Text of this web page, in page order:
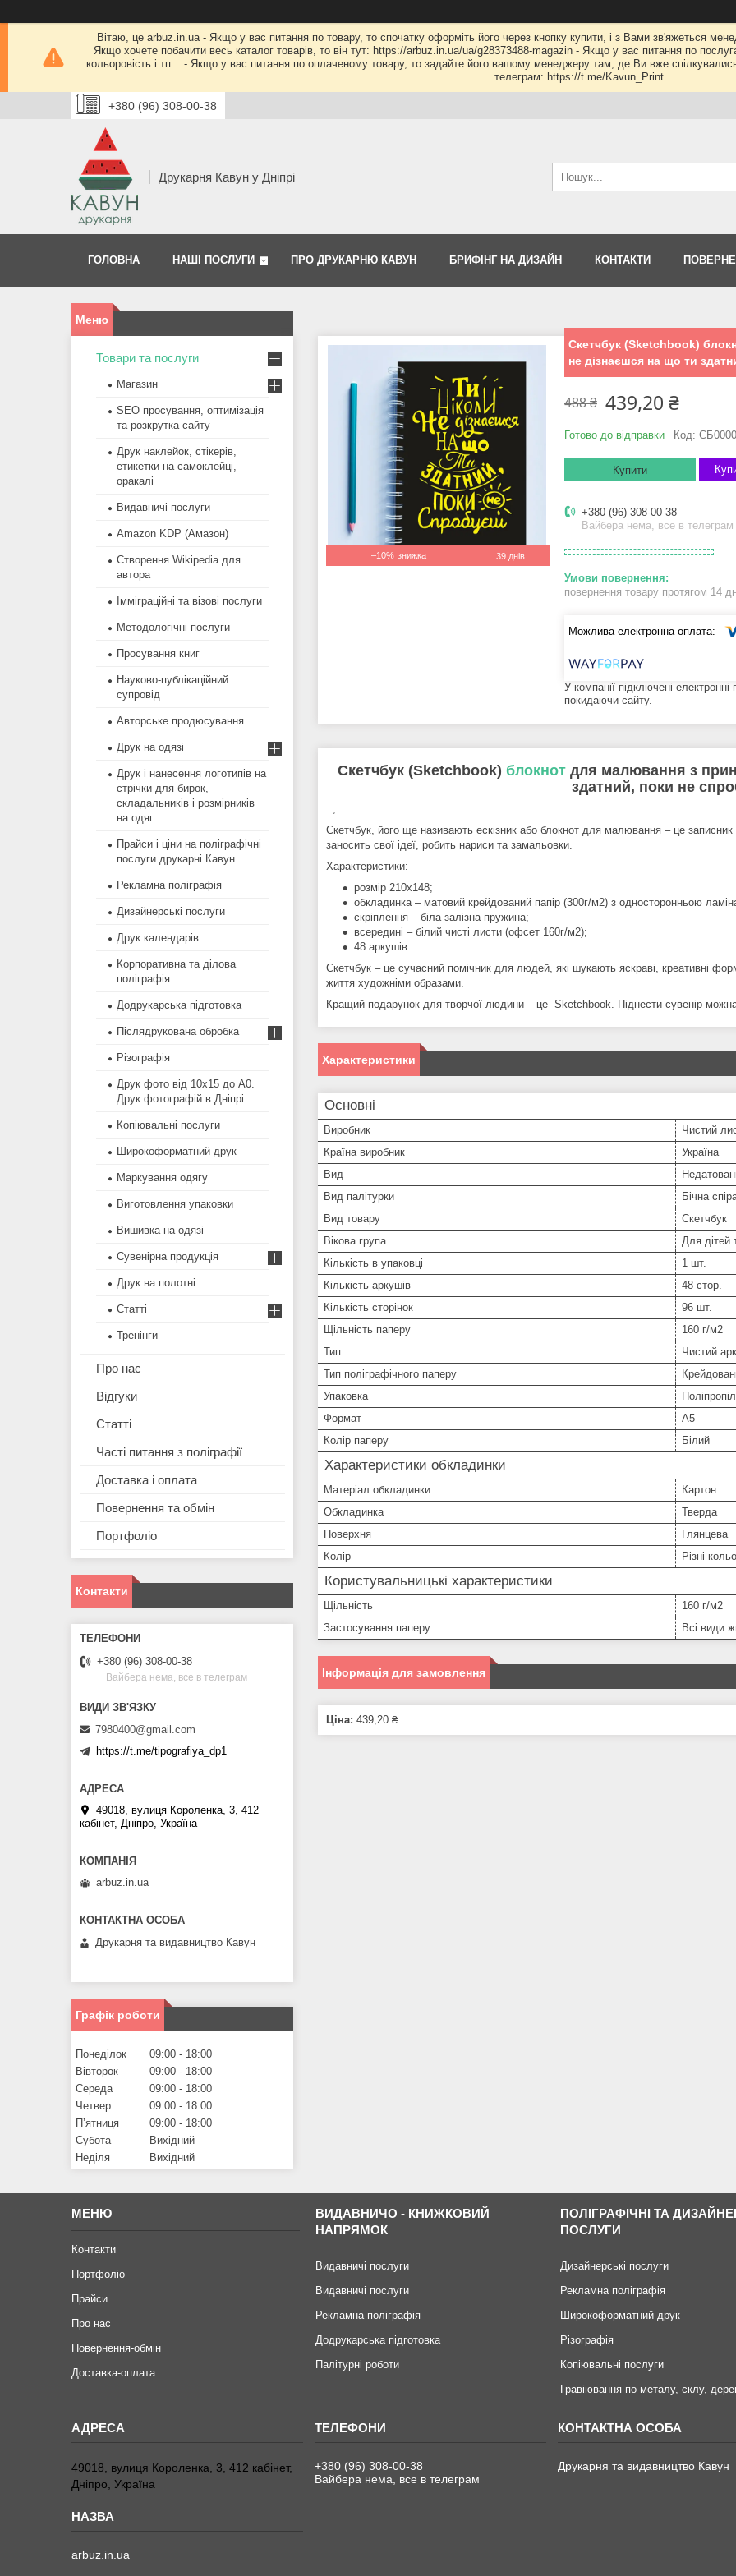
Вітаю, це arbuz.in.ua - Якщо у вас питання по товару, то спочатку оформіть його через кнопку купити, і з Вами зв'яжеться
Якщо хочете побачити весь каталог товарів, то він тут: https://arbuz.in.ua/ua/g28373488-magazin - Якщо у вас питання по
кольоровість і тп... - Якщо у вас питання по оплаченому товару, то задайте його вашому менеджеру там, де Ви вже
телеграм: https://t.me/Kavun_Print
+380 (96) 308-00-38
Друкарня Кавун у Дніпрі
ГОЛОВНА НАШІ ПОСЛУГИ ПРО ДРУКАРНЮ КАВУН БРИФІНГ НА ДИЗАЙН КОНТАКТИ
–10% 39 днів
Скетчбук (Sketchbook)
не дізнаєшся на що ти
488 ₴ 439,20 ₴
Готово до відправки Код:
Купити
+380 (96) 308-00-38
Вайбера нема, все в телеграм
повернення товару протягом 14
У компанії підключені
покидаючи сайту.
Скетчбук (Sketchbook) блокнотдля малювання з
здатний, поки не
;
Скетчбук, його ще називають ескізник або блокнот для малювання – це
заносить свої ідеї, робить нариси та замальовки.
Характеристики:
розмір 210х148;
обкладинка – матовий крейдований папір (300г/м2) з односторонньою
скріплення – біла залізна пружина;
всередині – білий чисті листи (офсет 160г/м2);
48 аркушів.
Скетчбук – це сучасний помічник для людей, які шукають яскраві, креативні
життя художніми образами.
Кращий подарунок для творчої людини – це Sketchbook. Піднести сувенір
Характеристики
Основні
Виробник
Чистий
Країна виробник
Україна
Вид
Вид палітурки
Бічна
Вид товару
Скетчбук
Вікова група
Для дітей
Кількість в упаковці
1 шт.
Кількість аркушів
48 стор.
Кількість сторінок
96 шт.
Щільність паперу
160 г/м2
Тип
Чистий
Тип поліграфічного паперу
Упаковка
Формат
A5
Колір паперу
Білий
Характеристики обкладинки
Матеріал обкладинки
Картон
Обкладинка
Тверда
Поверхня
Глянцева
Колір
Різні
Користувальницькі характеристики
Щільність
160 г/м2
Застосування паперу
Всі види
Інформація для замовлення
Ціна: 439,20 ₴
Товари та послуги
Магазин
SEO просування, оптимізація
та розкрутка сайту
Друк наклейок, стікерів,
етикетки на самоклейці,
оракалі
Видавничі послуги
Amazon KDP (Амазон)
Створення Wikipedia для
автора
Імміграційні та візові послуги
Методологічні послуги
Просування книг
Науково-публікаційний
супровід
Авторське продюсування
Друк на одязі
Друк і нанесення логотипів на
стрічки для бирок,
складальників і розмірників
на одяг
Прайси і ціни на поліграфічні
послуги друкарні Кавун
Рекламна поліграфія
Дизайнерські послуги
Друк календарів
Корпоративна та ділова
поліграфія
Додрукарська підготовка
Післядрукована обробка
Різографія
Друк фото від 10х15 до А0.
Друк фотографій в Дніпрі
Копіювальні послуги
Широкоформатний друк
Маркування одягу
Виготовлення упаковки
Вишивка на одязі
Сувенірна продукція
Друк на полотні
Статті
Тренінги
Про нас
Відгуки
Статті
Часті питання з поліграфії
Доставка і оплата
Повернення та обмін
Портфоліо
Контакти
+380 (96) 308-00-38
Вайбера нема, все в телеграм
7980400@gmail.com
https://t.me/tipografiya_dp1
49018, вулиця Короленка, 3, 412
кабінет, Дніпро, Україна
arbuz.in.ua
Друкарня та видавництво Кавун
Графік роботи
Понеділок 09:00
18:00
Вівторок
09:00
18:00
Середа
09:00
18:00
Четвер
09:00
18:00
Пʼятниця
09:00
18:00
Субота
Вихідний
Неділя
Вихідний
МЕНЮ
Контакти
Портфоліо
Прайси
Про нас
Повернення-обмін
Доставка-оплата
ВИДАВНИЧО - КНИЖКОВИЙ
НАПРЯМОК
Видавничі послуги
Видавничі послуги
Рекламна поліграфія
Додрукарська підготовка
Палітурні роботи
ПОЛІГРАФІЧНІ ТА
ПОСЛУГИ
Дизайнерські послуги
Рекламна поліграфія
Широкоформатний друк
Різографія
Копіювальні послуги
Гравіювання по металу, склу,
49018, вулиця Короленка, 3, 412 кабінет,
Дніпро, Україна
arbuz.in.ua
+380 (96) 308-00-38
Вайбера нема, все в телеграм
Друкарня та видавництво Кавун